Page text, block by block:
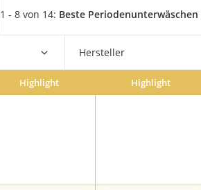
Bademantel Herren
Gesundheitsschuhe
Service
1 - 8 von 14: Beste Periodenunterwäschen
Hersteller
Highlight Highlight